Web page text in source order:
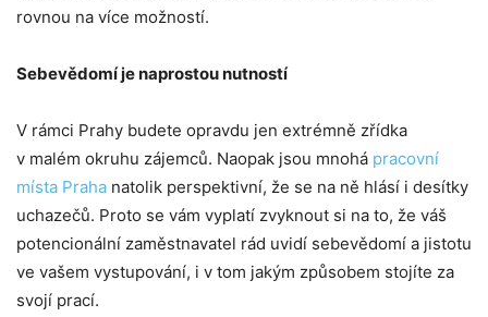
rovnou na více možností.
Sebevědomí je naprostou nutností
V rámci Prahy budete opravdu jen extrémně zřídka
v malém okruhu zájemců. Naopak jsou mnohá pracovní
místa Praha natolik perspektivní, že se na ně hlásí i desítky
uchazečů. Proto se vám vyplatí zvyknout si na to, že váš
potencionální zaměstnavatel rád uvidí sebevědomí a jistotu
ve vašem vystupování, i v tom jakým způsobem stojíte za
svojí prací.